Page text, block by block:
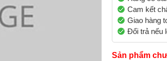
Cam kết
Giao hàng
Đổi trả nếu
Sản phẩm